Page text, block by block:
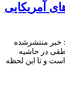
آمریکایی
خبر منتشرشده
در حاشیه
و تا این لحظه